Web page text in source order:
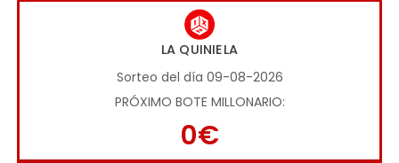
LA QUINIELA
Sorteo del día 09-08-2026
PRÓXIMO BOTE MILLONARIO:
0€